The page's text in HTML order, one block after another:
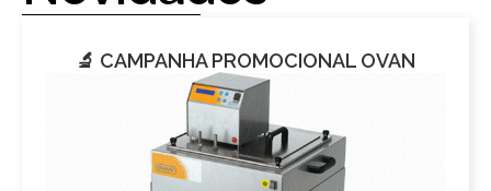
🔬 CAMPANHA PROMOCIONAL OVAN